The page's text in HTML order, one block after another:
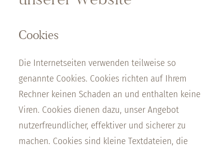
Cookies
Die Internetseiten verwenden teilweise so
genannte Cookies. Cookies richten auf Ihrem
Rechner keinen Schaden an und enthalten keine
Viren. Cookies dienen dazu, unser Angebot
nutzerfreundlicher, effektiver und sicherer zu
machen. Cookies sind kleine Textdateien, die